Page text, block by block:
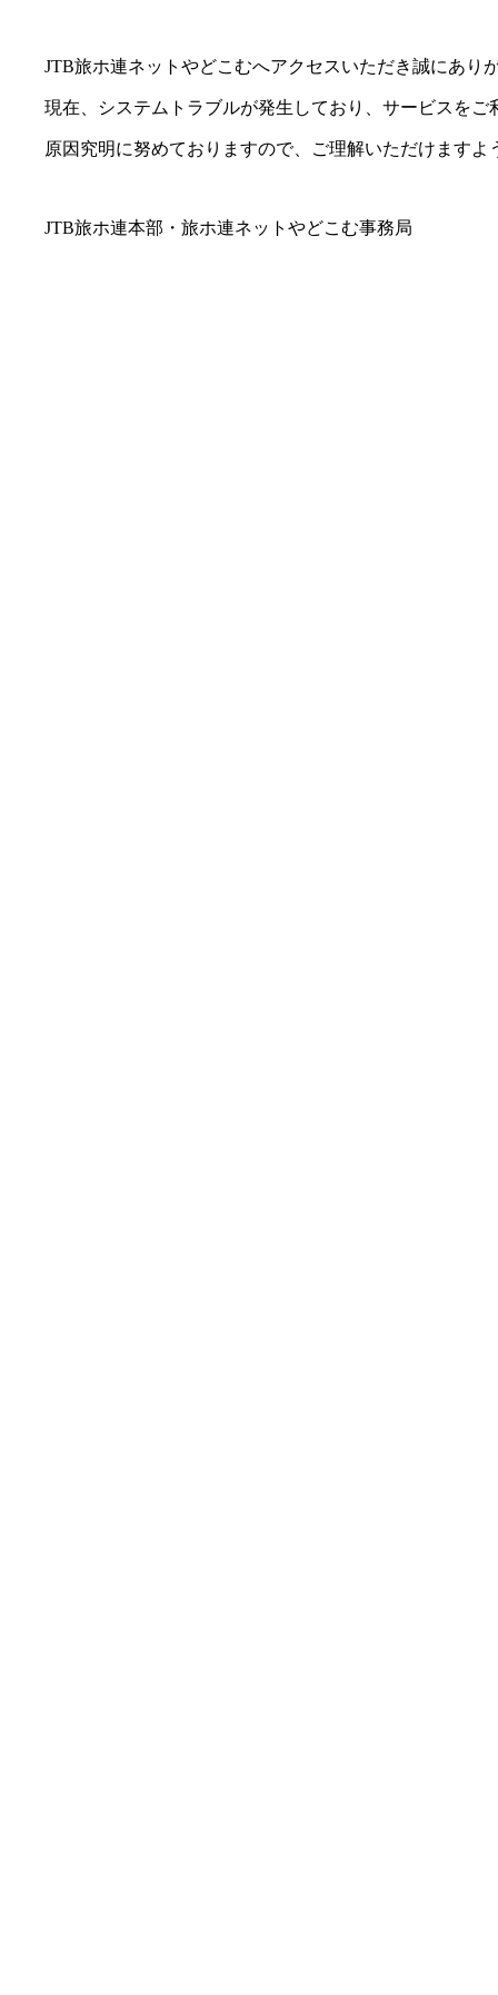
JTB旅ホ連ネットやどこむへアクセスいただき誠にあり
現在、システムトラブルが発生しており、サービスをご
原因究明に努めておりますので、ご理解いただけますよ
JTB旅ホ連本部・旅ホ連ネットやどこむ事務局